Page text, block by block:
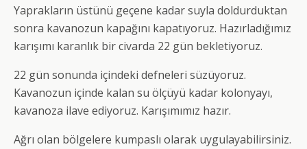
Yaprakların üstünü geçene kadar suyla doldurduktan
sonra kavanozun kapağını kapatıyoruz. Hazırladığımız
karışımı karanlık bir civarda 22 gün bekletiyoruz.
22 gün sonunda içindeki defneleri süzüyoruz.
Kavanozun içinde kalan su ölçüyü kadar kolonyayı,
kavanoza ilave ediyoruz. Karışımımız hazır.
Ağrı olan bölgelere kumpaslı olarak uygulayabilirsiniz.